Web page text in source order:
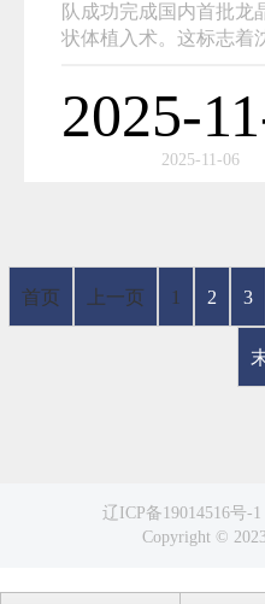
队成功完成国内首批龙
状体植入术。这标志着
2025-
2025-11-06
首页 上一页 1 2 3
辽ICP备19014516号-1 |
Copyright ©